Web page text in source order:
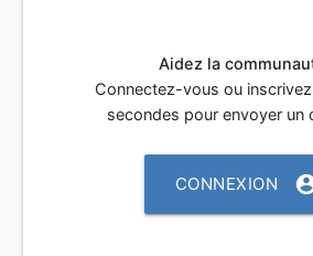
Aidez la
Connectez-vous ou
secondes pour envoyer un
CONNEXION